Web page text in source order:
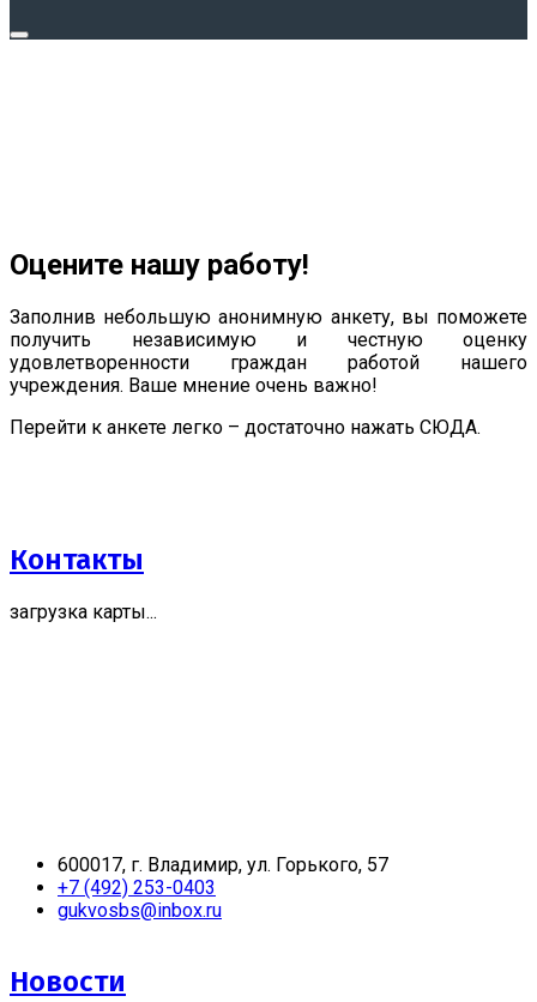
Оцените нашу работу!
Заполнив небольшую анонимную анкету, вы поможете
получить независимую и честную оценку
удовлетворенности граждан работой нашего
учреждения. Ваше мнение очень важно!
Перейти к анкете легко – достаточно нажать СЮДА.
Контакты
загрузка карты...
600017, г. Владимир, ул. Горького, 57
+7 (492) 253-0403
gukvosbs@inbox.ru
Новости